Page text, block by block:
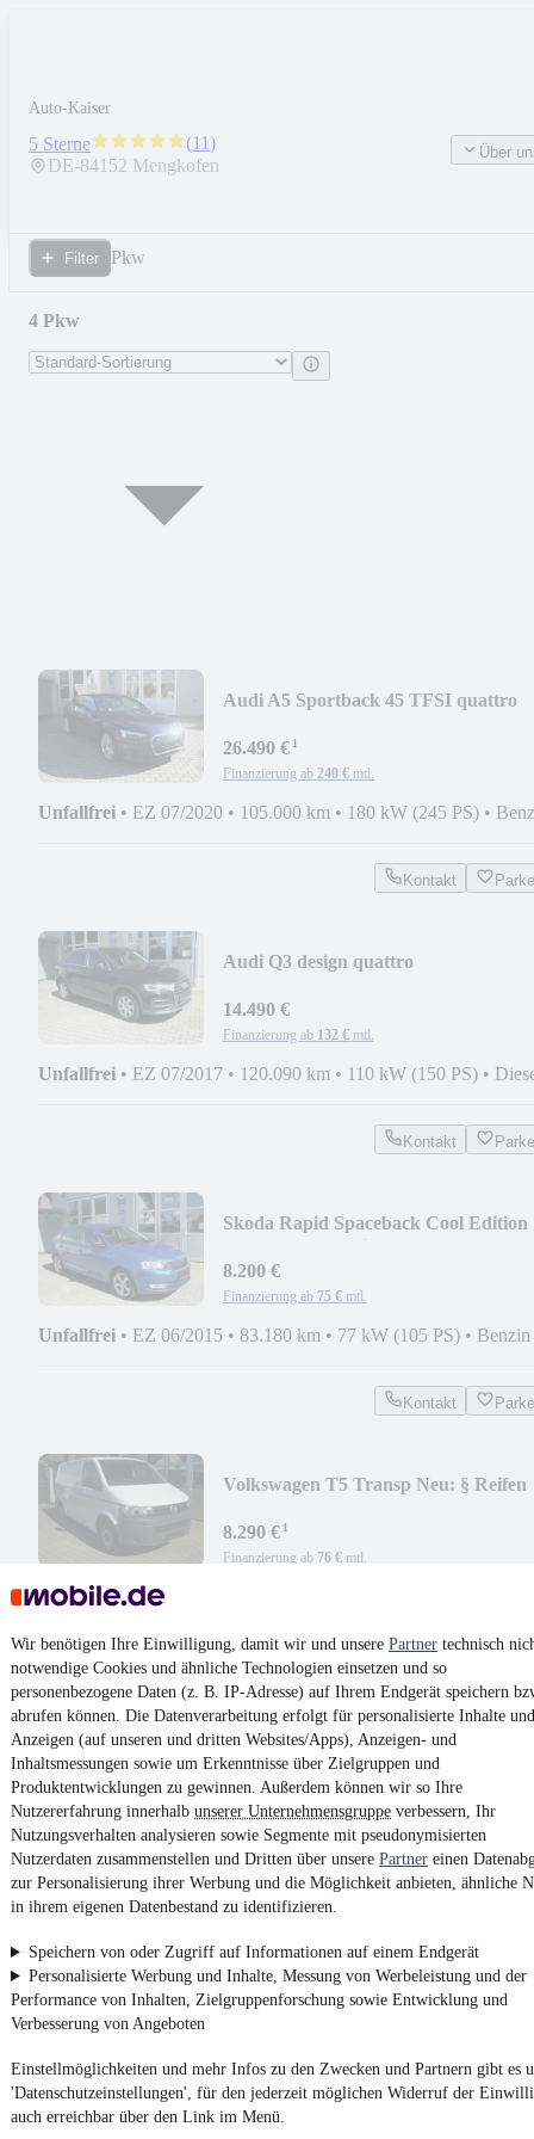
Wir benötigen Ihre Einwilligung, damit wir und unsere Partner technisch
notwendige Cookies und ähnliche Technologien einsetzen und so
personenbezogene Daten (z. B. IP-Adresse) auf Ihrem Endgerät speichern
abrufen können. Die Datenverarbeitung erfolgt für personalisierte Inhalte und
Anzeigen (auf unseren und dritten Websites/Apps), Anzeigen- und
Inhaltsmessungen sowie um Erkenntnisse über Zielgruppen und
Produktentwicklungen zu gewinnen. Außerdem können wir so Ihre
Nutzererfahrung innerhalb unserer Unternehmensgruppe verbessern, Ihr
Nutzungsverhalten analysieren sowie Segmente mit pseudonymisierten
Nutzerdaten zusammenstellen und Dritten über unsere Partner einen
zur Personalisierung ihrer Werbung und die Möglichkeit anbieten, ähnliche
in ihrem eigenen Datenbestand zu identifizieren.
Speichern von oder Zugriff auf Informationen auf einem Endgerät
Personalisierte Werbung und Inhalte, Messung von Werbeleistung und der
Performance von Inhalten, Zielgruppenforschung sowie Entwicklung und
Verbesserung von Angeboten
Einstellmöglichkeiten und mehr Infos zu den Zwecken und Partnern gibt es
'Datenschutzeinstellungen', für den jederzeit möglichen Widerruf der
auch erreichbar über den Link im Menü.
Auto-Kaiser
5 Sterne (11)
DE-84152 Mengkofen
Über
Filter Pkw
4 Pkw
Audi A5 Sportback 45 TFSI quattro
26.490 €¹
Finanzierung ab 240 € mtl.
Unfallfrei • EZ 07/2020 • 105.000 km • 180 kW (245 PS) •
Kontakt
Audi Q3 design quattro
14.490 €
Finanzierung ab 132 € mtl.
Unfallfrei • EZ 07/2017 • 120.090 km • 110 kW (150 PS) •
Kontakt
Skoda Rapid Spaceback Cool Edition
8.200 €
Finanzierung ab 75 € mtl.
Unfallfrei • EZ 06/2015 • 83.180 km • 77 kW (105 PS) • Benzin
Kontakt
Volkswagen T5 Transp Neu: § Reifen
8.290 €¹
Finanzierung ab 76 € mtl.
Unfallfrei•EZ 02/2012
Kontakt
¹MwSt. ausweisbar
Nutze mobile.de schnell und einfach
App installieren
Impressum
AGB
Vertrag widerrufen
Datenschutz
Datenschutzeinstellungen